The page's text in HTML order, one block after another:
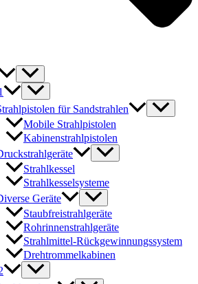
für Sandstrahlen
Mobile Strahlpistolen
Kabinenstrahlpistolen
Strahlkessel
Strahlkesselsysteme
Geräte
Staubfreistrahlgeräte
Rohrinnenstrahlgeräte
Strahlmittel-Rückgewinnungssystem
Drehtrommelkabinen